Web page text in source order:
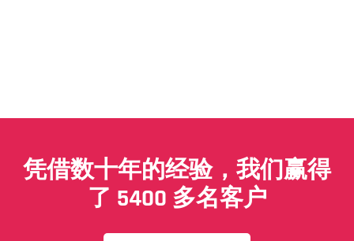
凭借数十年的经验，我们赢得
了 5400 多名客户